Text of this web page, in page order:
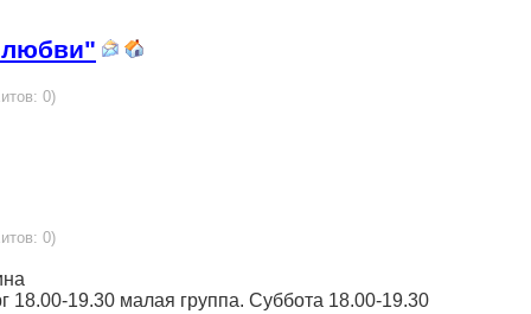
любви"
0)
0)
18.00-19.30 малая группа. Суббота 18.00-19.30